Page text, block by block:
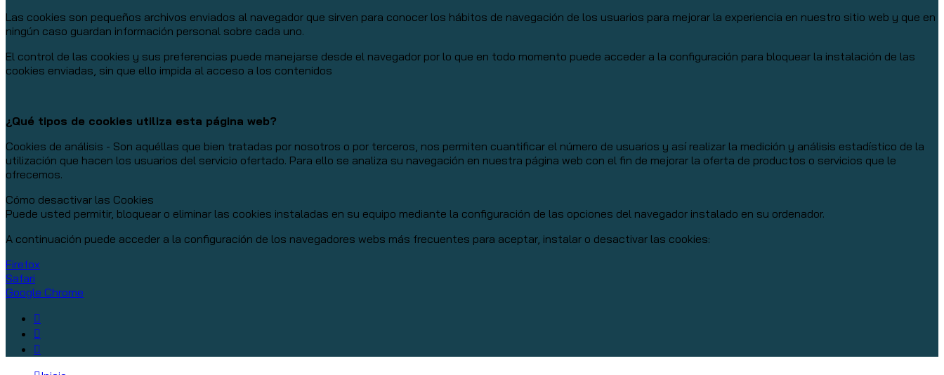
Las cookies son pequeños archivos enviados al navegador que sirven para conocer los hábitos de navegación de los usuarios para mejorar la experiencia en nuestro sitio web y que en
ningún caso guardan información personal sobre cada uno.
El control de las cookies y sus preferencias puede manejarse desde el navegador por lo que en todo momento puede acceder a la configuración para bloquear la instalación de las
cookies enviadas, sin que ello impida al acceso a los contenidos
¿Qué tipos de cookies utiliza esta página web?
Cookies de análisis - Son aquéllas que bien tratadas por nosotros o por terceros, nos permiten cuantificar el número de usuarios y así realizar la medición y análisis estadístico de la
utilización que hacen los usuarios del servicio ofertado. Para ello se analiza su navegación en nuestra página web con el fin de mejorar la oferta de productos o servicios que le
ofrecemos.
Cómo desactivar las Cookies
Puede usted permitir, bloquear o eliminar las cookies instaladas en su equipo mediante la configuración de las opciones del navegador instalado en su ordenador.
A continuación puede acceder a la configuración de los navegadores webs más frecuentes para aceptar, instalar o desactivar las cookies:
Firefox
Safari
Google Chrome